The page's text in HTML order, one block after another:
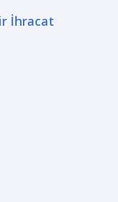
İhracat